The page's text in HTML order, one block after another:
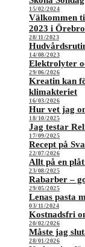
15/02/2024
Välkommen
2023 i Örebro
28/11/2023
14/08/2023
Elektrolyter
29/06/2026
Kreatin kan
klimakteriet
16/03/2026
Hur vet jag
18/10/2025
Jag testar
17/09/2025
Recept på
22/07/2026
Allt på en
23/08/2025
Rabarber –
29/05/2025
Lenas pasta
03/11/2024
Kostnadsfri
20/02/2026
Måste jag
28/01/2026